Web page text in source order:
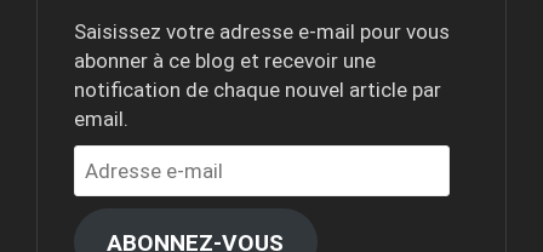
Saisissez votre adresse e-mail pour vous
abonner à ce blog et recevoir une
notification de chaque nouvel article par
email.
Adresse
mail
ABONNEZ-VOUS